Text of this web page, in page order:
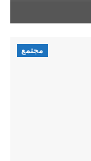
مجتمع